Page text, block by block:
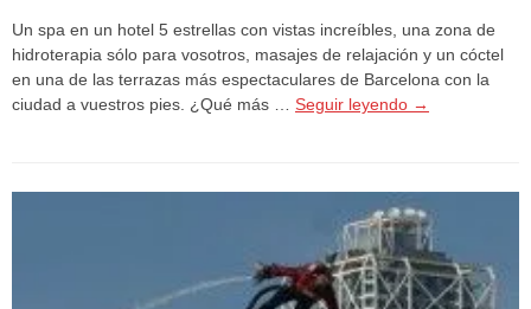
Un spa en un hotel 5 estrellas con vistas increíbles, una zona de
hidroterapia sólo para vosotros, masajes de relajación y un cóctel
en una de las terrazas más espectaculares de Barcelona con la
ciudad a vuestros pies. ¿Qué más … Seguir leyendo →